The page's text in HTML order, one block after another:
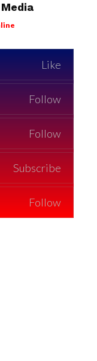
Like
Follow
Follow
Subscribe
Follow